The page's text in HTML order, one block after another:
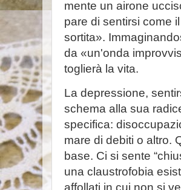
mente un airone
pare di sentirsi come
sortita».
da «un'onda
toglierà la vita.
La depressione,
schema alla sua
specifica:
mare di debiti o altro.
base. Ci si sente
una claustrofobia